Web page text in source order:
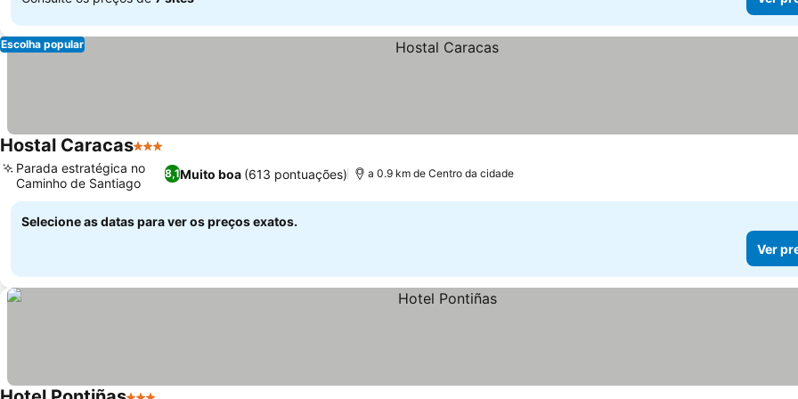
Escolha popular
Hostal Caracas3 Estrelas
8,1Muito boa (613 pontuações)
Parada estratégica no
Caminho de Santiago
a 0.9 km de Centro da cidade
Selecione as datas para ver os preços exatos.
Ver